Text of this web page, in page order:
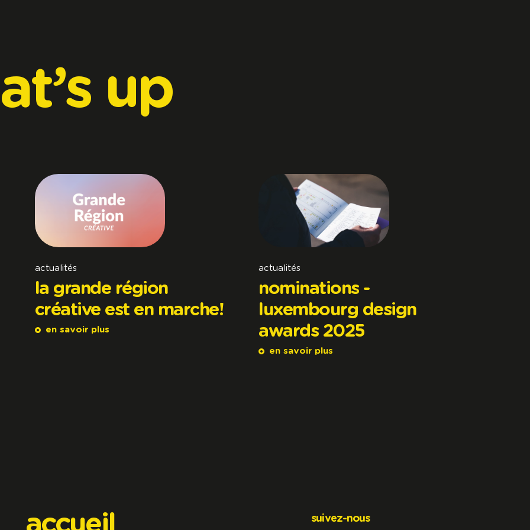
up
actualités
la grande région
créative est en marche!
en savoir plus
actualités
nominations -
luxembourg design
awards 2025
en savoir plus
suivez-nous